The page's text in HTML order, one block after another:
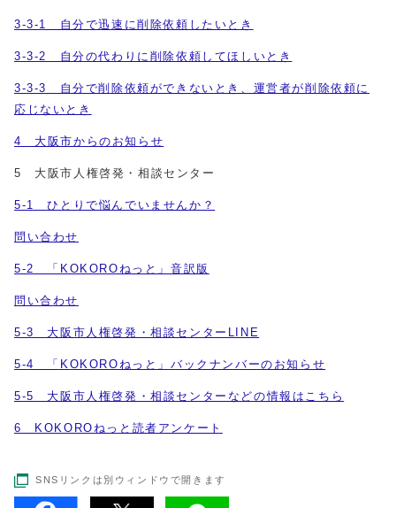
3-3-1 自分で迅速に削除依頼したいとき
3-3-2 自分の代わりに削除依頼してほしいとき
3-3-3 自分で削除依頼ができないとき、運営者が削除依頼に
応じないとき
4 大阪市からのお知らせ
5 大阪市人権啓発・相談センター
5-1 ひとりで悩んでいませんか？
問い合わせ
5-2 「KOKOROねっと」音訳版
問い合わせ
5-3 大阪市人権啓発・相談センターLINE
5-4 「KOKOROねっと」バックナンバーのお知らせ
5-5 大阪市人権啓発・相談センターなどの情報はこちら
6 KOKOROねっと読者アンケート
SNSリンクは別ウィンドウで開きます